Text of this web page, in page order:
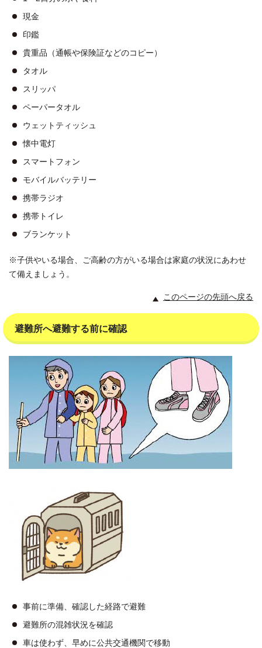
現金
印鑑
貴重品（通帳や保険証などのコピー）
タオル
スリッパ
ペーパータオル
ウェットティッシュ
懐中電灯
スマートフォン
モバイルバッテリー
携帯ラジオ
携帯トイレ
ブランケット
※子供やいる場合、ご高齢の方がいる場合は家庭の状況にあわせ
て備えましょう。
このページの先頭へ戻る
避難所へ避難する前に確認
事前に準備、確認した経路で避難
避難所の混雑状況を確認
車は使わず、早めに公共交通機関で移動